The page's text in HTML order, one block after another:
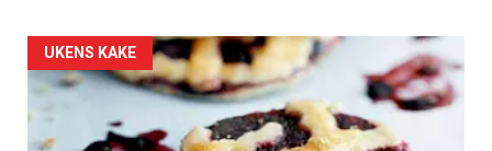
Forsiden
akkurat
UKENS KAKE